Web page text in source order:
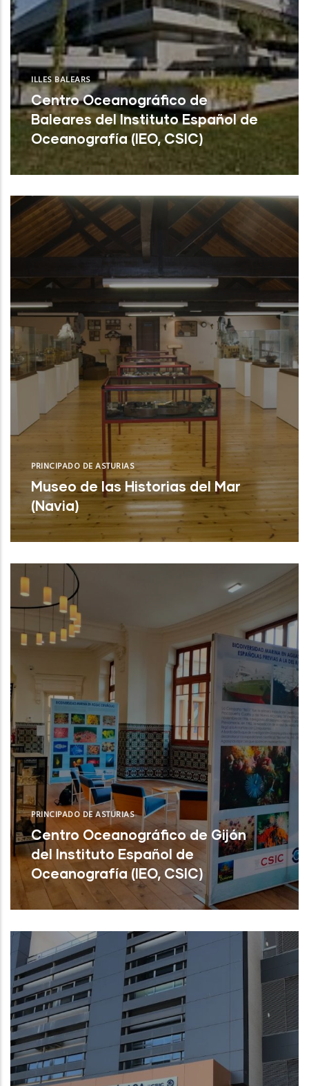
ILLES BALEARS
Centro Oceanográfico de
Baleares del Instituto Español de
Oceanografía (IEO, CSIC)
Centro Oceanográfico de Baleares del
Instituto Español de Oceanografía (IEO,
CSIC)NUE
PRINCIPADO DE ASTURIAS
Museo de las Historias del Mar
(Navia)
Museo de las Historias del Mar (Navia)
NUEVO
PRINCIPADO DE ASTURIAS
Centro Oceanográfico de Gijón
del Instituto Español de
Oceanografía (IEO, CSIC)
Centro Oceanográfico de Gijón del
Instituto Español de Oceanografía (IEO,
CSIC)NUEVO